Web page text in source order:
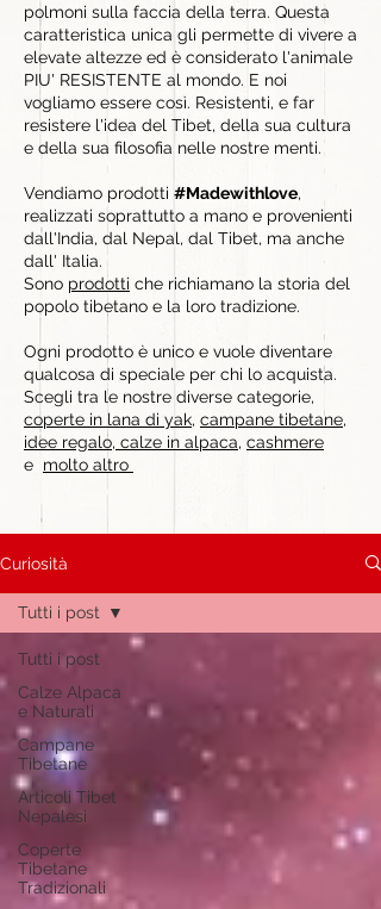
polmoni sulla faccia della terra. Questa
caratteristica unica gli permette di vivere a
elevate altezze ed è considerato l'animale
PIU' RESISTENTE al mondo. E noi
vogliamo essere così. Resistenti, e far
resistere l'idea del Tibet, della sua cultura
e della sua filosofia nelle nostre menti.
Vendiamo prodotti #Madewithlove,
realizzati soprattutto a mano e provenienti
dall'India, dal Nepal, dal Tibet, ma anche
dall' Italia.
Sono prodotti che richiamano la storia del
popolo tibetano e la loro tradizione.
Ogni prodotto è unico e vuole diventare
qualcosa di speciale per chi lo acquista.
Scegli tra le nostre diverse categorie,
coperte in lana di yak, campane tibetane,
idee regalo, calze in alpaca, cashmere
e molto altro
Curiosità
Tutti i post
Calze Alpaca
e Naturali
Campane
Tibetane
Articoli Tibet
Nepalesi
Coperte
Tibetane
Tradizionali
Tutti i post